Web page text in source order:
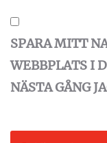
SPARA MITT
WEBBPLATS I
NÄSTA GÅNG